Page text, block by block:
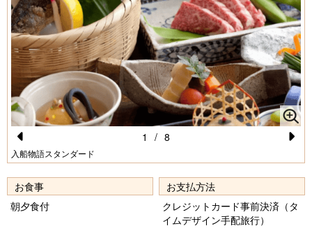
Pr
e
vi
o
入船物語スタンダード
e
xt
1 / 8
お食事
朝夕食付
お支払方法
クレジットカード事前決済（タ
イムデザイン手配旅行）